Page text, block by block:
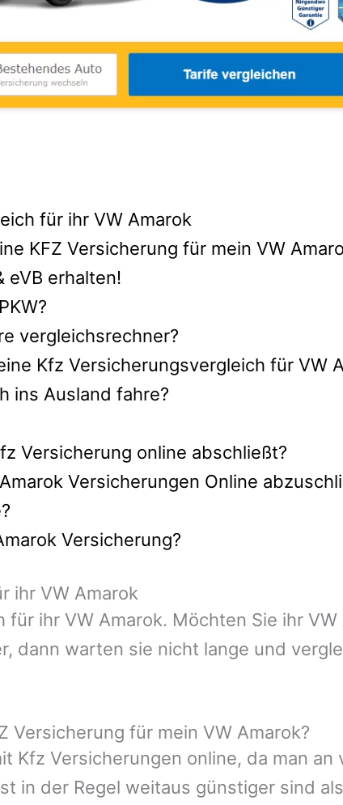
für ihr VW Amarok
KFZ Versicherung für mein VW
eVB erhalten!
vergleichsrechner?
Kfz Versicherungsvergleich für VW
ins Ausland fahre?
Versicherung online abschließt?
Versicherungen Online
Versicherung?
ihr VW Amarok
ihr VW Amarok. Möchten Sie ihr
dann warten sie nicht lange und
Versicherung für mein VW Amarok?
Kfz Versicherungen online, da man
in der Regel weitaus günstiger sind